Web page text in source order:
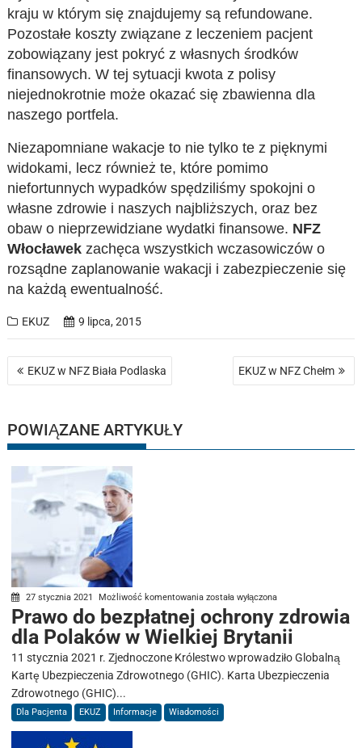
kraju w którym się znajdujemy są refundowane.
Pozostałe koszty związane z leczeniem pacjent
zobowiązany jest pokryć z własnych środków
finansowych. W tej sytuacji kwota z polisy
niejednokrotnie może okazać się zbawienna dla
naszego portfela.
Niezapomniane wakacje to nie tylko te z pięknymi
widokami, lecz również te, które pomimo
niefortunnych wypadków spędziliśmy spokojni o
własne zdrowie i naszych najbliższych, oraz bez
obaw o nieprzewidziane wydatki finansowe. NFZ
Włocławek zachęca wszystkich wczasowiczów o
rozsądne zaplanowanie wakacji i zabezpieczenie się
na każdą ewentualność.
EKUZ 9 lipca, 2015
Nawigacja
wpisu
EKUZ w NFZ Biała Podlaska EKUZ w NFZ Chełm
POWIĄZANE ARTYKUŁY
27 stycznia 2021 Możliwość komentowaniaPrawo
do
bezpłatnej
ochrony
dla
Polaków
w
została wyłączona
Prawo do bezpłatnej ochrony zdrowia
dla Polaków w Wielkiej Brytanii
11 stycznia 2021 r. Zjednoczone Królestwo wprowadziło Globalną
Kartę Ubezpieczenia Zdrowotnego (GHIC). Karta Ubezpieczenia
Zdrowotnego (GHIC)...
Dla Pacjenta EKUZ Informacje Wiadomości